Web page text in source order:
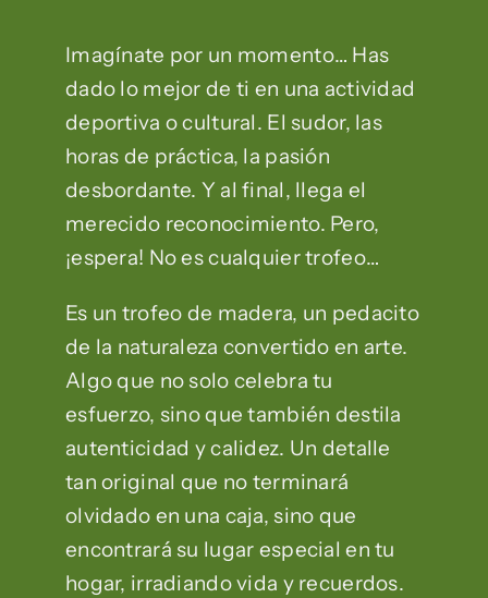
Imagínate por un momento… Has
dado lo mejor de ti en una actividad
deportiva o cultural. El sudor, las
horas de práctica, la pasión
desbordante. Y al final, llega el
merecido reconocimiento. Pero,
¡espera! No es cualquier trofeo…
Es un trofeo de madera, un pedacito
de la naturaleza convertido en arte.
Algo que no solo celebra tu
esfuerzo, sino que también destila
autenticidad y calidez. Un detalle
tan original que no terminará
olvidado en una caja, sino que
encontrará su lugar especial en tu
hogar, irradiando vida y recuerdos.